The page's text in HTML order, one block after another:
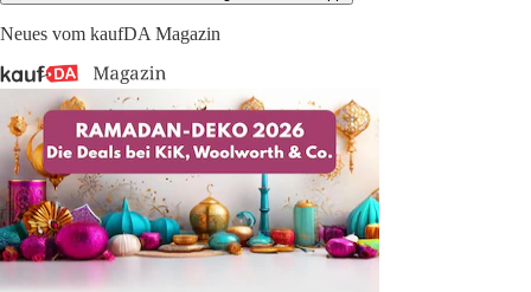
Neues vom kaufDA Magazin